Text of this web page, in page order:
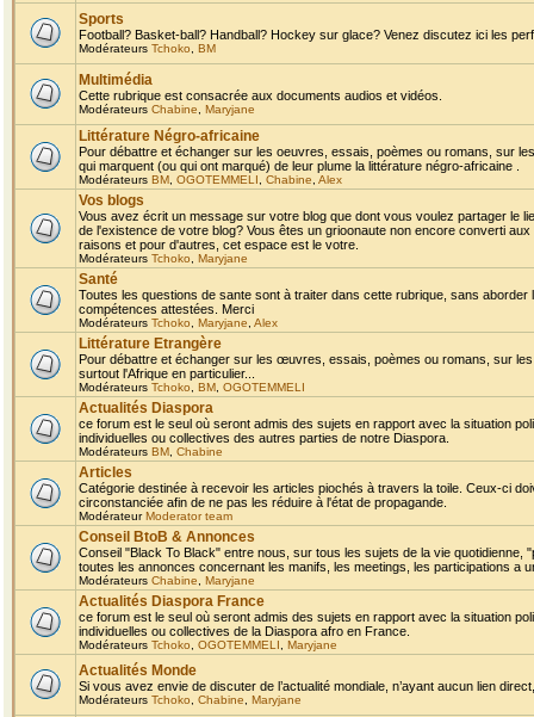
Sports
Football? Basket-ball? Handball? Hockey sur glace? Venez discutez ici les
Modérateurs Tchoko BM
Multimédia
Cette rubrique est consacrée aux documents audios et vidéos.
Modérateurs Chabine Maryjane
Littérature Négro-africaine
Pour débattre et échanger sur les oeuvres, essais, poèmes ou romans, sur
qui marquent (ou qui ont marqué) de leur plume la littérature négro-africaine .
Modérateurs BM OGOTEMMELI Chabine Alex
Vos blogs
Vous avez écrit un message sur votre blog que dont vous voulez partager le
de l'existence de votre blog? Vous êtes un grioonaute non encore converti
raisons et pour d'autres, cet espace est le votre.
Modérateurs Tchoko Maryjane
Santé
Toutes les questions de sante sont à traiter dans cette rubrique, sans
compétences attestées. Merci
Modérateurs Tchoko Maryjane Alex
Littérature Etrangère
Pour débattre et échanger sur les œuvres, essais, poèmes ou romans, sur
surtout l'Afrique en particulier...
Modérateurs Tchoko BM OGOTEMMELI
Actualités Diaspora
ce forum est le seul où seront admis des sujets en rapport avec la situation
individuelles ou collectives des autres parties de notre Diaspora.
Modérateurs BM Chabine
Articles
Catégorie destinée à recevoir les articles piochés à travers la toile. Ceux-ci
circonstanciée afin de ne pas les réduire à l'état de propagande.
ModérateurModerator team
Conseil BtoB & Annonces
Conseil "Black To Black" entre nous, sur tous les sujets de la vie
toutes les annonces concernant les manifs, les meetings, les participations a
Modérateurs Chabine Maryjane
Actualités Diaspora France
ce forum est le seul où seront admis des sujets en rapport avec la situation
individuelles ou collectives de la Diaspora afro en France.
Modérateurs Tchoko OGOTEMMELI Maryjane
Actualités Monde
Si vous avez envie de discuter de l’actualité mondiale, n’ayant aucun lien
Modérateurs Tchoko Chabine Maryjane